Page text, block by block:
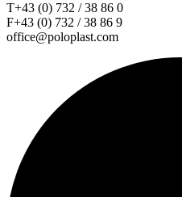
T+43 (0) 732 / 38 86 0
F+43 (0) 732 / 38 86 9
office@poloplast.com